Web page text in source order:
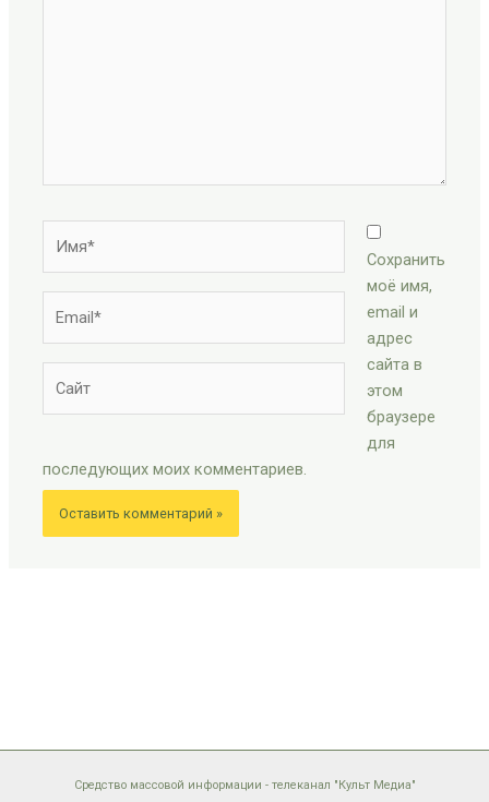
Сохранить
моё имя,
email и
адрес
сайта в
этом
браузере
для
последующих моих комментариев.
Средство массовой информации - телеканал "Культ Медиа"